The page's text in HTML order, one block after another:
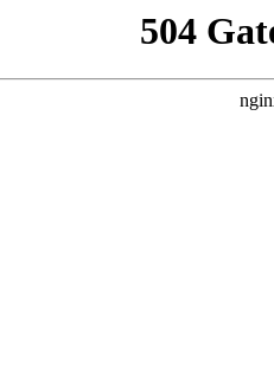
504